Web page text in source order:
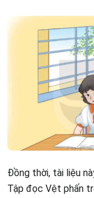
Đồng thời, tài liệu
Tập đọc Vệt phấn